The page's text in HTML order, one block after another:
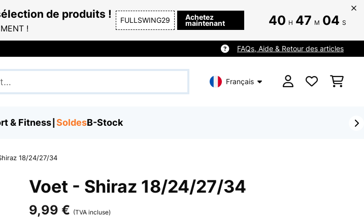
de produits !
!
FULLSWING29 Achetez
maintenant 40 H 47 M 02 S
FAQs, Aide & Retour des articles
Français
& Fitness SoldesB-Stock
18/24/27/34
Voet - Shiraz 18/24/27/34
9,99 € (TVA incluse)